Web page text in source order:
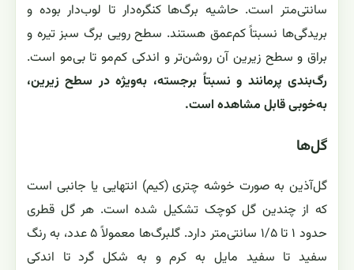
سانتی‌متر است. حاشیه برگ‌ها کنگره‌دار تا لوب‌دار بوده و
بریدگی‌ها نسبتاً کم‌عمق هستند. سطح رویی برگ سبز تیره و
براق و سطح زیرین آن روشن‌تر و اندکی کم‌مو تا بی‌مو است.
رگ‌بندی پرمانند و نسبتاً برجسته، به‌ویژه در سطح زیرین،
به‌خوبی قابل مشاهده است.
گل‌ها
گل‌آذین به صورت خوشه چتری (کیم) انتهایی یا جانبی است
که از چندین گل کوچک تشکیل شده است. هر گل قطری
حدود ۱ تا ۱/۵ سانتی‌متر دارد. گلبرگ‌ها معمولاً ۵ عدد، به رنگ
سفید تا سفید مایل به کرم و به شکل گرد تا اندکی